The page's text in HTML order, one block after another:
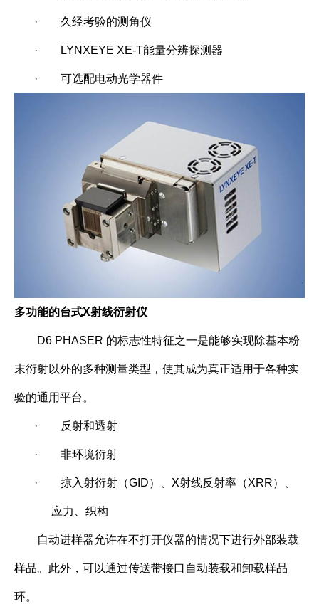
· 久经考验的测角仪
· LYNXEYE XE-T能量分辨探测器
· 可选配电动光学器件
多功能的台式X射线衍射仪
D6 PHASER 的标志性特征之一是能够实现除基本粉
末衍射以外的多种测量类型，使其成为真正适用于各种实
验的通用平台。
· 反射和透射
· 非环境衍射
· 掠入射衍射（GID）、X射线反射率（XRR）、
应力、织构
自动进样器允许在不打开仪器的情况下进行外部装载
样品。此外，可以通过传送带接口自动装载和卸载样品
环。